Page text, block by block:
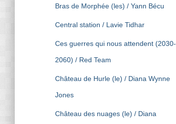
Bras de Morphée (les) / Yann Bécu
Central station / Lavie Tidhar
Ces guerres qui nous attendent (2030-
2060) / Red Team
Château de Hurle (le) / Diana Wynne
Jones
Château des nuages (le) / Diana